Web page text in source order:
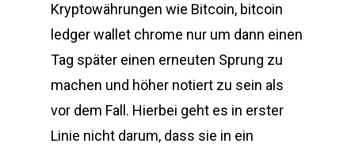
Kryptowährungen wie Bitcoin, bitcoin
ledger wallet chrome nur um dann einen
Tag später einen erneuten Sprung zu
machen und höher notiert zu sein als
vor dem Fall. Hierbei geht es in erster
Linie nicht darum, dass sie in ein